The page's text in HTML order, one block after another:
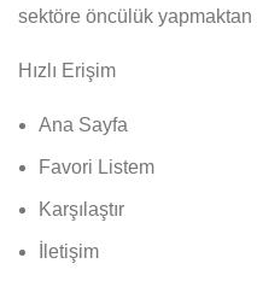
sektöre öncülük yapmaktan
Hızlı Erişim
Ana Sayfa
Favori Listem
Karşılaştır
İletişim